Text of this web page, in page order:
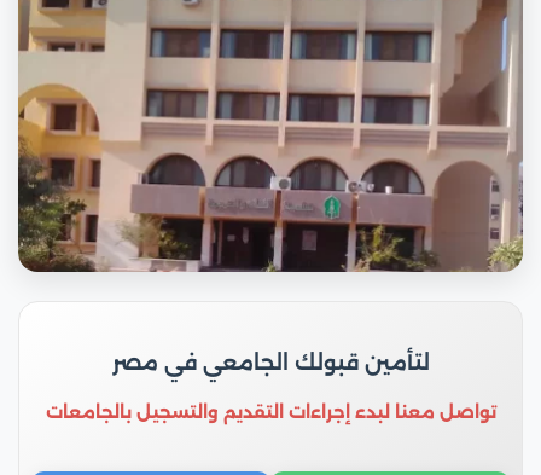
لتأمين قبولك الجامعي في مصر
تواصل معنا لبدء إجراءات التقديم والتسجيل بالجامعات